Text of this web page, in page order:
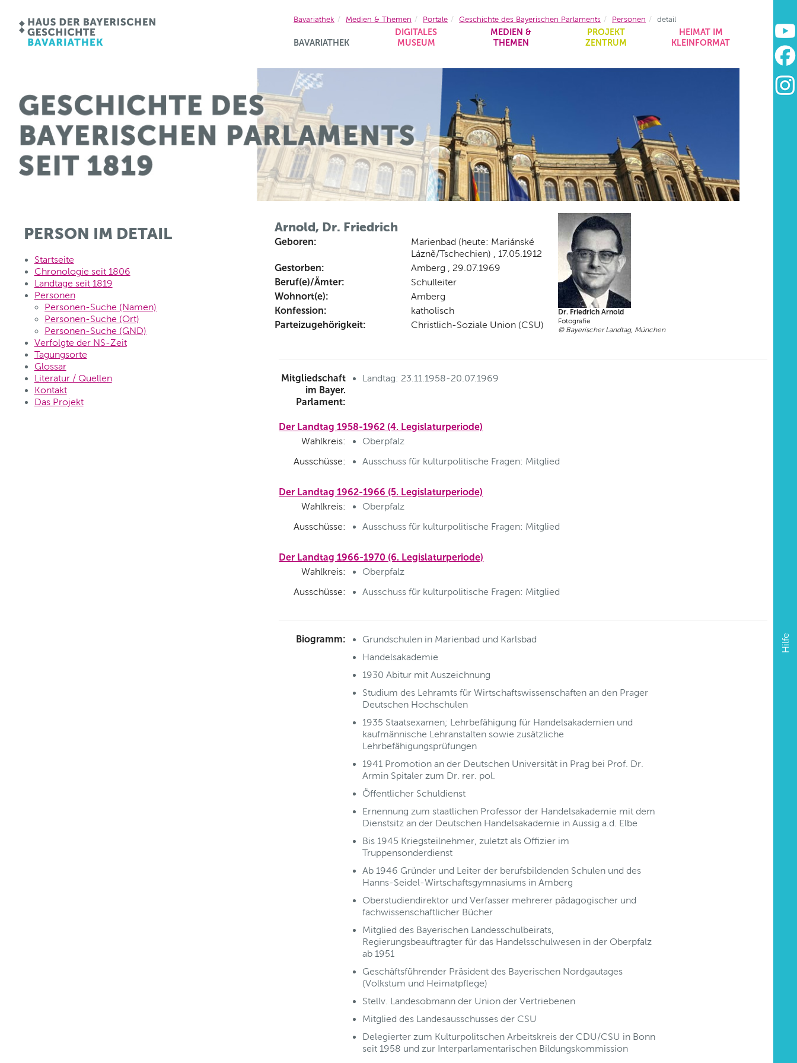
BAVARIATHEK
DIGITALES
MUSEUM
MEDIEN &
THEMEN
PROJEKT
ZENTRUM
HEIMAT IM
KLEINFORMAT
Hilfe
Bavariathek Medien & Themen Portale Geschichte des Bayerischen Parlaments Personen detail
PERSON IM DETAIL
Startseite
Chronologie seit 1806
Landtage seit 1819
Personen
Personen-Suche (Namen)
Personen-Suche (Ort)
Personen-Suche (GND)
Verfolgte der NS-Zeit
Tagungsorte
Glossar
Literatur / Quellen
Kontakt
Das Projekt
Arnold, Dr. Friedrich
Geboren:
Marienbad (heute: Mariánské
Lázně/Tschechien) , 17.05.1912
Gestorben: Amberg , 29.07.1969
Beruf(e)/Ämter: Schulleiter
Wohnort(e): Amberg
Konfession: katholisch
Parteizugehörigkeit: Christlich-Soziale Union (CSU)
Dr. Friedrich Arnold
Fotografie
© Bayerischer Landtag, München
Mitgliedschaft
im Bayer.
Parlament:
Landtag: 23.11.1958-20.07.1969
Der Landtag 1958-1962 (4. Legislaturperiode)
Wahlkreis:
Oberpfalz
Ausschüsse:
Ausschuss für kulturpolitische Fragen: Mitglied
Der Landtag 1962-1966 (5. Legislaturperiode)
Wahlkreis:
Oberpfalz
Ausschüsse:
Ausschuss für kulturpolitische Fragen: Mitglied
Der Landtag 1966-1970 (6. Legislaturperiode)
Wahlkreis:
Oberpfalz
Ausschüsse:
Ausschuss für kulturpolitische Fragen: Mitglied
Biogramm:
Grundschulen in Marienbad und Karlsbad
Handelsakademie
1930 Abitur mit Auszeichnung
Studium des Lehramts für Wirtschaftswissenschaften an den Prager
Deutschen Hochschulen
1935 Staatsexamen; Lehrbefähigung für Handelsakademien und
kaufmännische Lehranstalten sowie zusätzliche
Lehrbefähigungsprüfungen
1941 Promotion an der Deutschen Universität in Prag bei Prof. Dr.
Armin Spitaler zum Dr. rer. pol.
Öffentlicher Schuldienst
Ernennung zum staatlichen Professor der Handelsakademie mit dem
Dienstsitz an der Deutschen Handelsakademie in Aussig a.d. Elbe
Bis 1945 Kriegsteilnehmer, zuletzt als Offizier im
Truppensonderdienst
Ab 1946 Gründer und Leiter der berufsbildenden Schulen und des
Hanns-Seidel-Wirtschaftsgymnasiums in Amberg
Oberstudiendirektor und Verfasser mehrerer pädagogischer und
fachwissenschaftlicher Bücher
Mitglied des Bayerischen Landesschulbeirats,
Regierungsbeauftragter für das Handelsschulwesen in der Oberpfalz
ab 1951
Geschäftsführender Präsident des Bayerischen Nordgautages
(Volkstum und Heimatpflege)
Stellv. Landesobmann der Union der Vertriebenen
Mitglied des Landesausschusses der CSU
Delegierter zum Kulturpolitschen Arbeitskreis der CDU/CSU in Bonn
seit 1958 und zur Interparlamentarischen Bildungskommission